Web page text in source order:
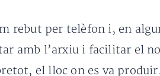
rebut per telèfon i, en
amb l’arxiu i facilitar el
el lloc on es va